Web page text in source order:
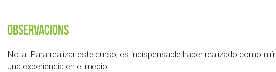
Observacions
Nota: Para realizar este curso, es indispensable haber realizado como
una experiencia en el medio.